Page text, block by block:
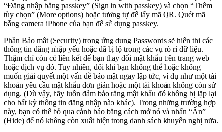
“Đăng nhập bằng passkey” (Sign in with passkey) và chọn “Thêm
tùy chọn” (More options) hoặc tương tự để lấy mã QR. Quét mã
bằng camera iPhone của bạn để sử dụng passkey.
Phần Bảo mật (Security) trong ứng dụng Passwords sẽ hiển thị các
thông tin đăng nhập yếu hoặc đã bị lộ trong các vụ rò rỉ dữ liệu.
Thậm chí còn có liên kết để bạn thay đổi mật khẩu trên trang web
hoặc dịch vụ đó. Tuy nhiên, đôi khi bạn không thể hoặc không
muốn giải quyết một vấn đề bảo mật ngay lập tức, ví dụ như một tài
khoản yêu cầu mật khẩu đơn giản hoặc một tài khoản không còn sử
dụng. (Dù vậy, hãy luôn đảm bảo rằng mật khẩu đó không bị lặp lại
cho bất kỳ thông tin đăng nhập nào khác). Trong những trường hợp
này, bạn có thể bỏ qua cảnh báo bằng cách mở nó và nhấn “Ẩn”
(Hide) để nó không còn xuất hiện trong danh sách khuyến nghị nữa.